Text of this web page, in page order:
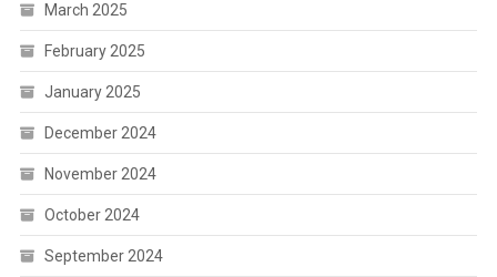
March 2025
February 2025
January 2025
December 2024
November 2024
October 2024
September 2024